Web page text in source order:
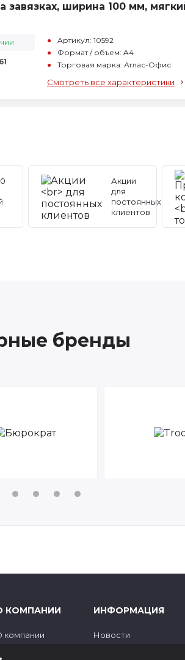
завязках, ширина 100 мм,
Артикул: 10592
Формат / объем: A4
Торговая марка: Атлас-Офис
Смотреть все характеристики
Акции
для
постоянных
клиентов
бренды
КОМПАНИИ
компании
ИНФОРМАЦИЯ
Новости